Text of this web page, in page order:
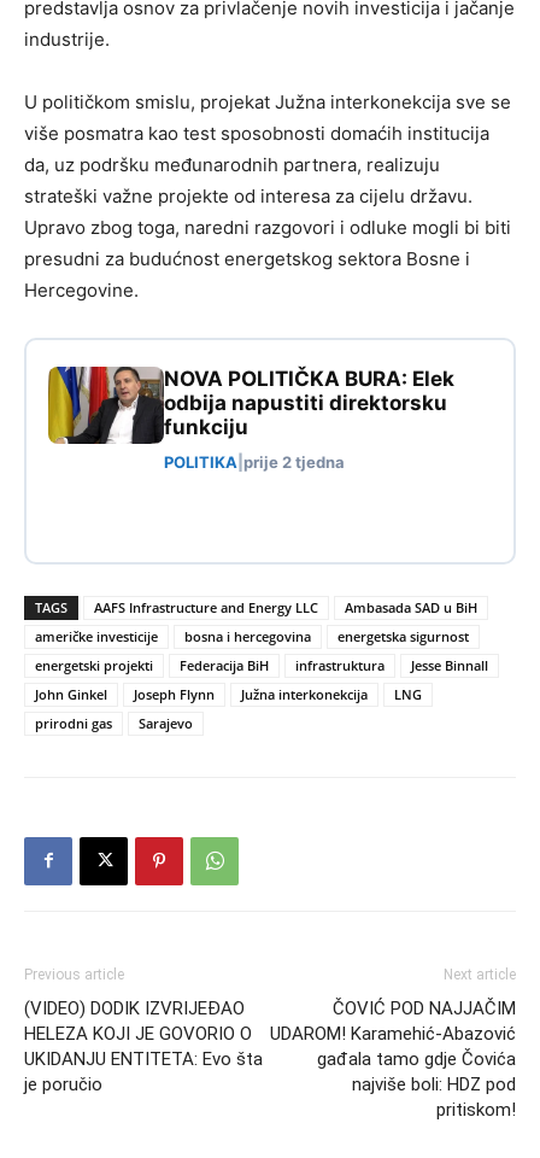
predstavlja osnov za privlačenje novih investicija i jačanje
industrije.
U političkom smislu, projekat Južna interkonekcija sve se
više posmatra kao test sposobnosti domaćih institucija
da, uz podršku međunarodnih partnera, realizuju
strateški važne projekte od interesa za cijelu državu.
Upravo zbog toga, naredni razgovori i odluke mogli bi biti
presudni za budućnost energetskog sektora Bosne i
Hercegovine.
NOVA POLITIČKA BURA: Elek
odbija napustiti direktorsku
funkciju
POLITIKA prije 2 tjedna
TAGS AAFS Infrastructure and Energy LLC
Ambasada SAD u BiH
američke investicije
bosna i hercegovina
energetska sigurnost
energetski projekti
Federacija BiH infrastruktura
Jesse Binnall
John Ginkel
Joseph Flynn Južna interkonekcija
LNG
prirodni gas
Sarajevo
Previous article
(VIDEO) DODIK IZVRIJEĐAO
HELEZA KOJI JE GOVORIO O
UKIDANJU ENTITETA: Evo šta
je poručio
Next article
ČOVIĆ POD NAJJAČIM
UDAROM! Karamehić-Abazović
gađala tamo gdje Čovića
najviše boli: HDZ pod
pritiskom!